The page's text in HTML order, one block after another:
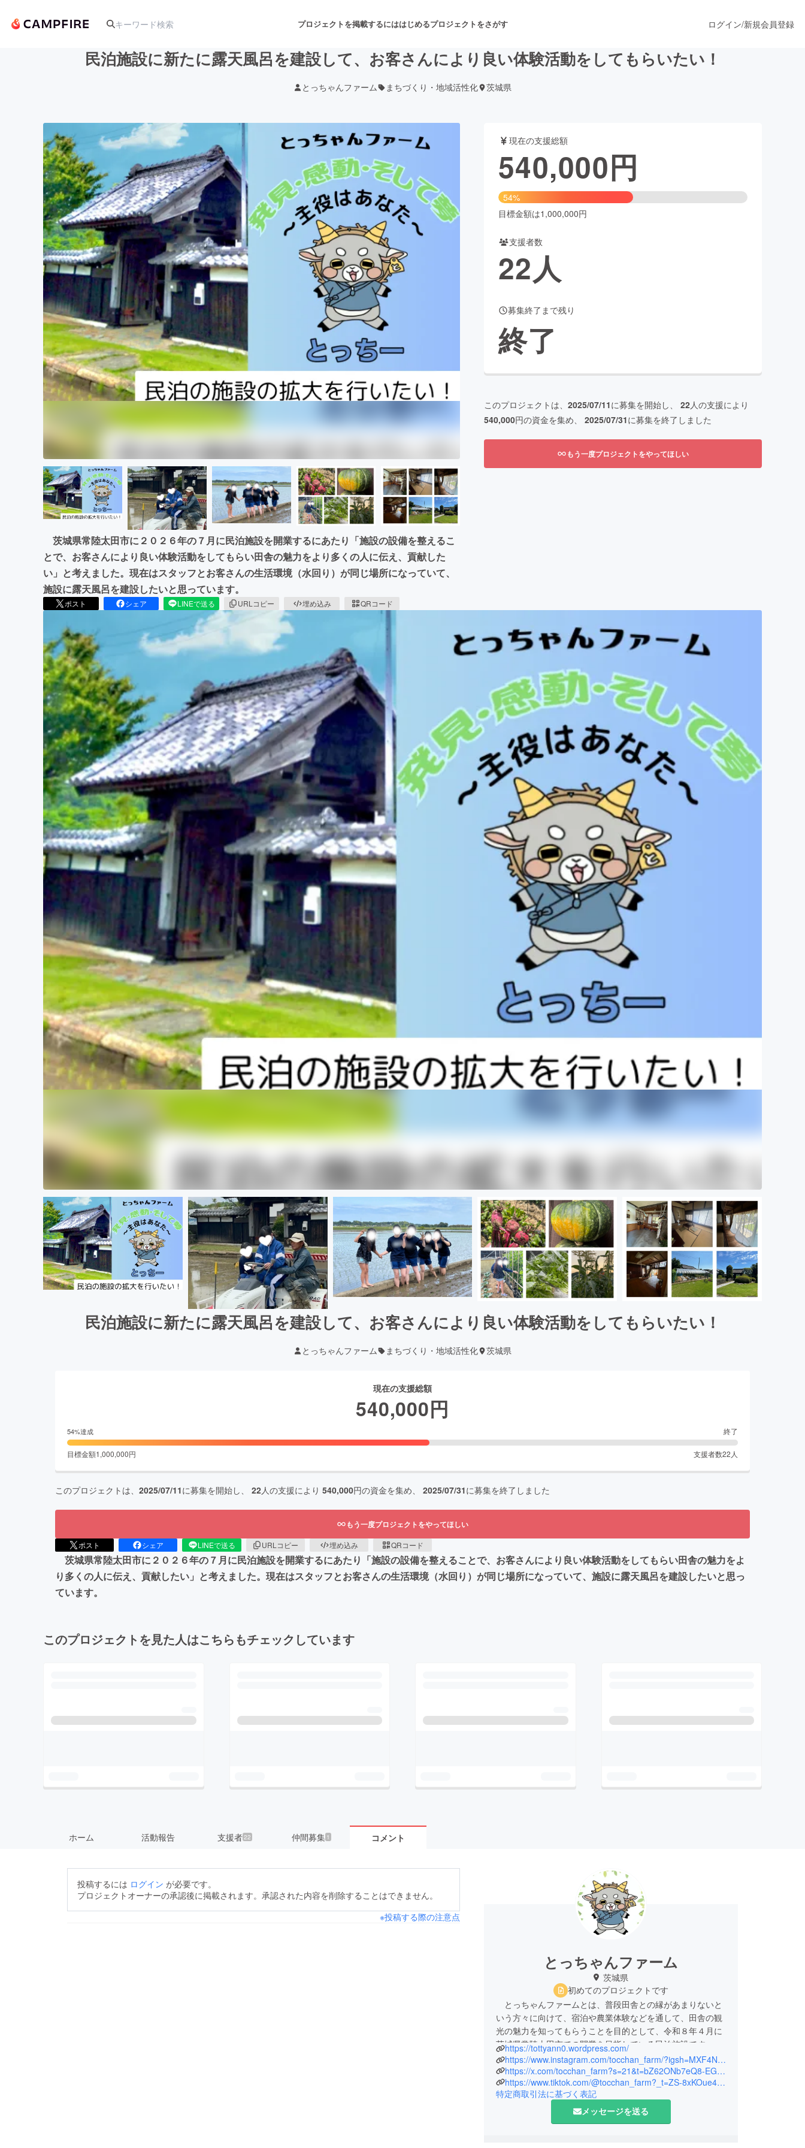
プロジェクトを掲載するにははじめるプロジェクトをさがす
アート・写真 音楽 舞台・パフォーマンス
テクノロジー・ガジェット ゲーム・サービス開発 ファッション
映像・映画 書籍・雑誌出版 アニメ・漫画
ビジネス・起業 チャレンジ ビューティー・ヘルスケア
まちづくり・地域活性化
CAMPFIRE for Social Good
CAMPFIREふるさと納税
ログイン/新規会員登録
民泊施設に新たに露天風呂を建設して、お客さんにより良い体験活動をしてもらいたい！
とっちゃんファーム まちづくり・地域活性化 茨城県
茨城県常陸太田市に２０２６年の７月に民泊施設を開業するにあたり「施設の設備を整えるこ
とで、お客さんにより良い体験活動をしてもらい田舎の魅力をより多くの人に伝え、貢献した
い」と考えました。現在はスタッフとお客さんの生活環境（水回り）が同じ場所になっていて、
施設に露天風呂を建設したいと思っています。
ポスト シェア LINEで送る URLコピー 埋め込み QRコード
現在の支援総額
540,000円
54%
目標金額は1,000,000円
支援者数
22人
募集終了まで残り
終了
このプロジェクトは、 2025/07/11に募集を開始し、 22人の支援により
540,000円の資金を集め、 2025/07/31に募集を終了しました
もう一度プロジェクトをやってほしい
民泊施設に新たに露天風呂を建設して、お客さんにより良い体験活動をしてもらいたい！
とっちゃんファーム まちづくり・地域活性化 茨城県
現在の支援総額
540,000円
54%達成 終了
目標金額1,000,000円 支援者数22 人
このプロジェクトは、 2025/07/11に募集を開始し、 22人の支援により 540,000円の資金を集め、 2025/07/31に募集を終了しました
もう一度プロジェクトをやってほしい
ポスト シェア LINEで送る URLコピー 埋め込み QRコード
茨城県常陸太田市に２０２６年の７月に民泊施設を開業するにあたり「施設の設備を整えることで、お客さんにより良い体験活動をしてもらい田舎の魅力をよ
り多くの人に伝え、貢献したい」と考えました。現在はスタッフとお客さんの生活環境（水回り）が同じ場所になっていて、施設に露天風呂を建設したいと思っ
ています。
このプロジェクトを見た人はこちらもチェックしています
ホーム 活動報告 支援者22 仲間募集 1 コメント
投稿するには ログイン が必要です。
プロジェクトオーナーの承認後に掲載されます。承認された内容を削除することはできません。
※投稿する際の注意点
とっちゃんファーム
茨城県
初めてのプロジェクトです
とっちゃんファームとは、普段田舎との縁があまりないと
いう方々に向けて、宿泊や農業体験などを通して、田舎の観
光の魅力を知ってもらうことを目的として、令和８年４月に
茨城県常陸太田市での開業を目指している民泊施設です。
そんなとっちゃんファームをより良い体験施設にしたいと
思う地元の高校生が集まってできたのが公式高校生宣伝大使
のとっちーずです。
クラウドファンディングは、我々とっちーずが企画・運営
https://tottyann0.wordpress.com/
https://www.instagram.com/tocchan_farm/?igsh=MXF4NWF0b3c5OXNqag%3D%3D#
https://x.com/tocchan_farm?s=21&t=bZ62ONb7eQ8-EGK0PI8Vg
https://www.tiktok.com/@tocchan_farm?_t=ZS-8xKOue4ZTcn&_r=1
特定商取引法に基づく表記
メッセージを送る